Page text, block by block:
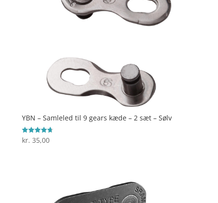
YBN – Samleled til 9 gears kæde – 2 sæt – Sølv
Vurderet
4.7
kr. 35,00